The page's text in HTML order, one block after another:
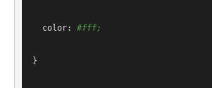
color: #fff;
}